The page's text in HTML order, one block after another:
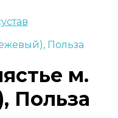
Польза
м.
Польза